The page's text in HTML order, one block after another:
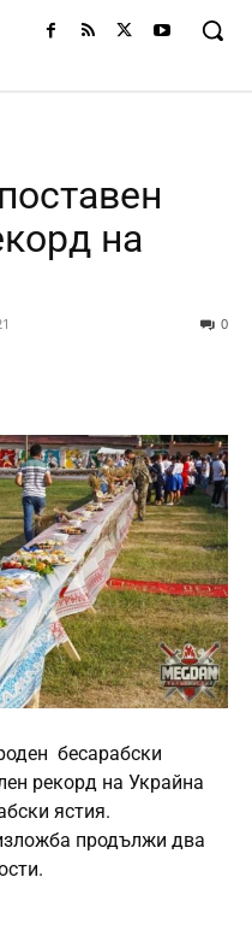
на
0
бесарабски
рекорд на Украйна
ястия.
продължи два